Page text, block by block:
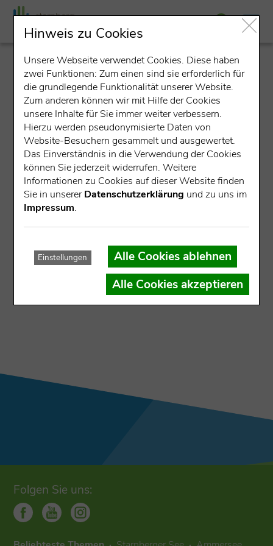
detail
Datensatz nicht gefunden.
Für die angegebene ID konnte kein Datensatz gefunden
werden.
Die Veranstaltung ist bereits abgelaufen
Der Datensatz ist dem Ausgabekanal nicht
Folgen Sie uns:
Hinweis zu Cookies
Unsere Webseite verwendet Cookies. Diese haben
zwei Funktionen: Zum einen sind sie erforderlich für
die grundlegende Funktionalität unserer Website.
Zum anderen können wir mit Hilfe der Cookies
unsere Inhalte für Sie immer weiter verbessern.
Hierzu werden pseudonymisierte Daten von
Website-Besuchern gesammelt und ausgewertet.
Das Einverständnis in die Verwendung der Cookies
können Sie jederzeit widerrufen. Weitere
Informationen zu Cookies auf dieser Website finden
Sie in unsererDatenschutzerklärung und zu uns im
Impressum.
Einstellungen
Alle Cookies ablehnen
Alle Cookies akzeptieren